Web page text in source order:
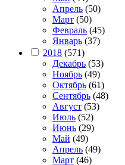
Апрель (50)
Март (50)
Февраль (45)
Январь (37)
2018 (571)
Декабрь (53)
Ноябрь (49)
Октябрь (61)
Сентябрь (48)
Август (53)
Июль (52)
Июнь (29)
Май (49)
Апрель (49)
Март (46)